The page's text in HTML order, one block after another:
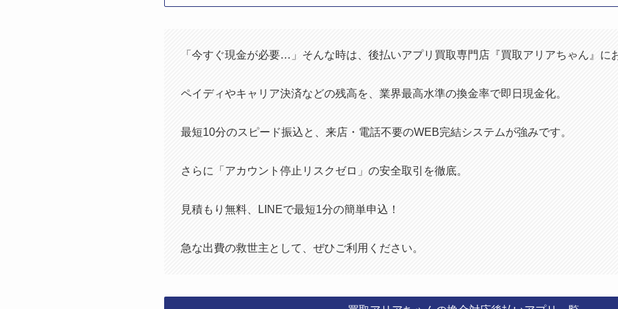
「今すぐ現金が必要…」そんな時は、後払いアプリ買取専門店『買取アリアちゃん』に
ペイディやキャリア決済などの残高を、業界最高水準の換金率で即日現金化。
最短10分のスピード振込と、来店・電話不要のWEB完結システムが強みです。
さらに「アカウント停止リスクゼロ」の安全取引を徹底。
見積もり無料、LINEで最短1分の簡単申込！
急な出費の救世主として、ぜひご利用ください。